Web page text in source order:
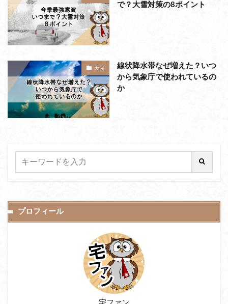
で？大雪対策の8ポイント
天候
線状降水帯なぜ増えた？いつ
から気象庁で使われているの
か
プロフィール